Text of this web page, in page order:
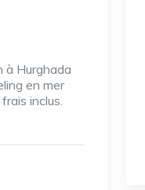
à Hurghada
en mer
inclus.